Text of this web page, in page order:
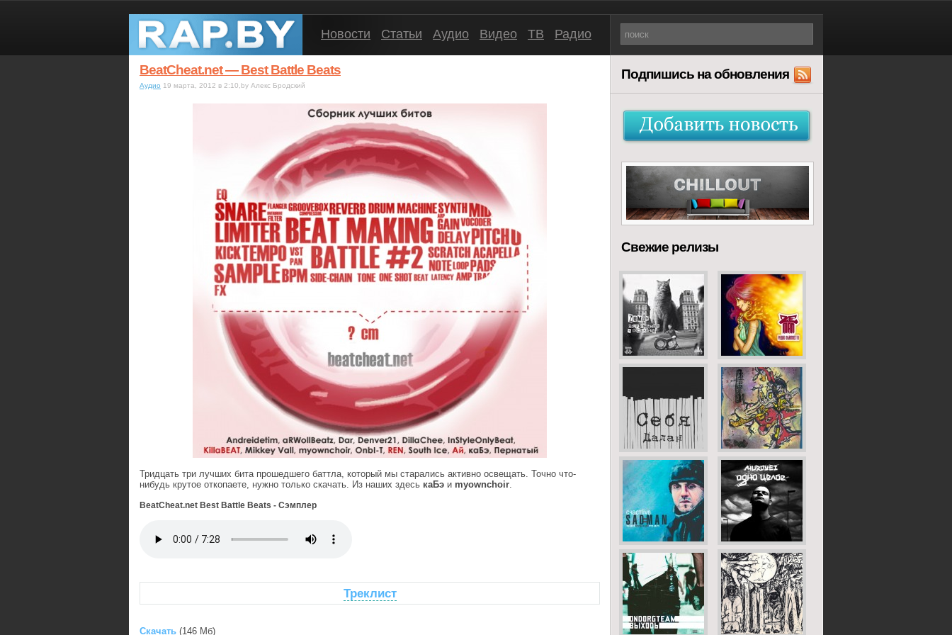
Новости Статьи Аудио Видео ТВ Радио
BeatCheat.net — Best Battle Beats
Аудио 19 марта, 2012 в 2:10,by Алекс Бродский
Тридцать три лучших бита прошедшего баттла, который мы старались активно освещать. Точно что-
нибудь крутое откопаете, нужно только скачать. Из наших здесь каБэ и myownchoir.
BeatCheat.net Best Battle Beats - Сэмплер
Треклист
Скачать (146 Мб)
Подпишись на обновления
Свежие релизы